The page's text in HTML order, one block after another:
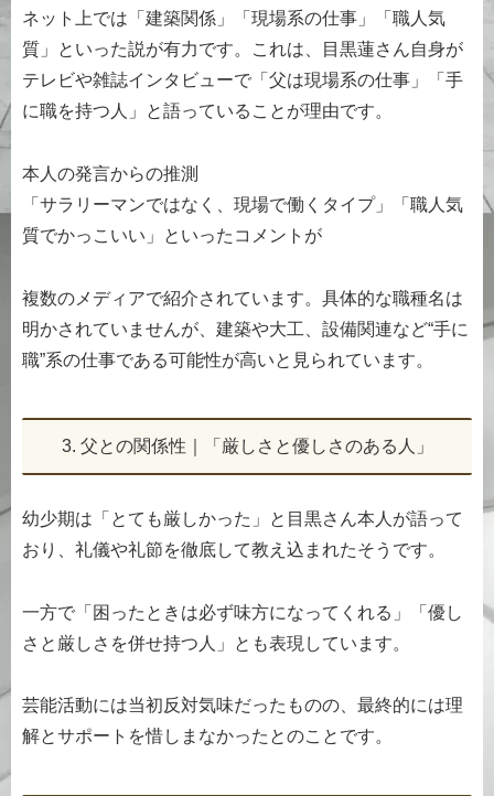
ネット上では「建築関係」「現場系の仕事」「職人気
質」といった説が有力です。これは、目黒蓮さん自身が
テレビや雑誌インタビューで「父は現場系の仕事」「手
に職を持つ人」と語っていることが理由です。
本人の発言からの推測
「サラリーマンではなく、現場で働くタイプ」「職人気
質でかっこいい」といったコメントが
複数のメディアで紹介されています。具体的な職種名は
明かされていませんが、建築や大工、設備関連など“手に
職”系の仕事である可能性が高いと見られています。
3. 父との関係性｜「厳しさと優しさのある人」
幼少期は「とても厳しかった」と目黒さん本人が語って
おり、礼儀や礼節を徹底して教え込まれたそうです。
一方で「困ったときは必ず味方になってくれる」「優し
さと厳しさを併せ持つ人」とも表現しています。
芸能活動には当初反対気味だったものの、最終的には理
解とサポートを惜しまなかったとのことです。